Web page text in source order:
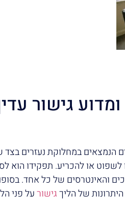
גישור
הנמצאים במחלוקת נעזרים בצד
או להכריע. תפקידו הוא
והאינטרסים של כל אחד.
של הליךגישורעל פני